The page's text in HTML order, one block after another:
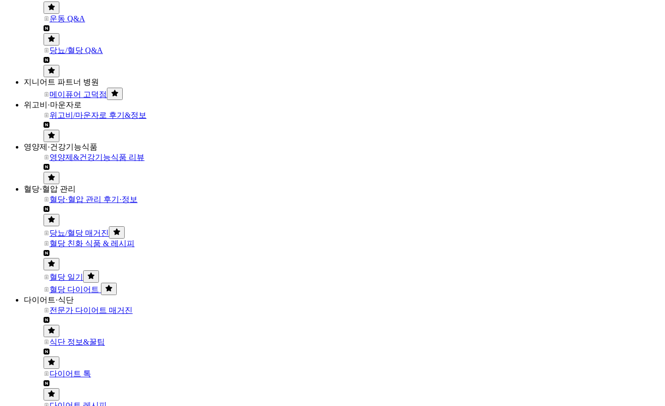
운동 Q&A
당뇨/혈당 Q&A
지니어트 파트너 병원
메이퓨어 고덕점
위고비·마운자로
위고비/마운자로 후기&정보
영양제·건강기능식품
영양제&건강기능식품 리뷰
혈당·혈압 관리
혈당·혈압 관리 후기·정보
당뇨/혈당 매거진
혈당 친화 식품 & 레시피
혈당 일기
혈당 다이어트
다이어트·식단
전문가 다이어트 매거진
식단 정보&꿀팁
다이어트 톡